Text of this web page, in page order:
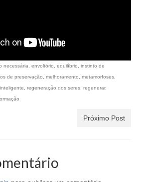
necessária, envoltório, equilíbrio, instinto de
de preservação, melhoramento, metamorfoses,
, regeneração dos seres, regenerar,
Próximo Post